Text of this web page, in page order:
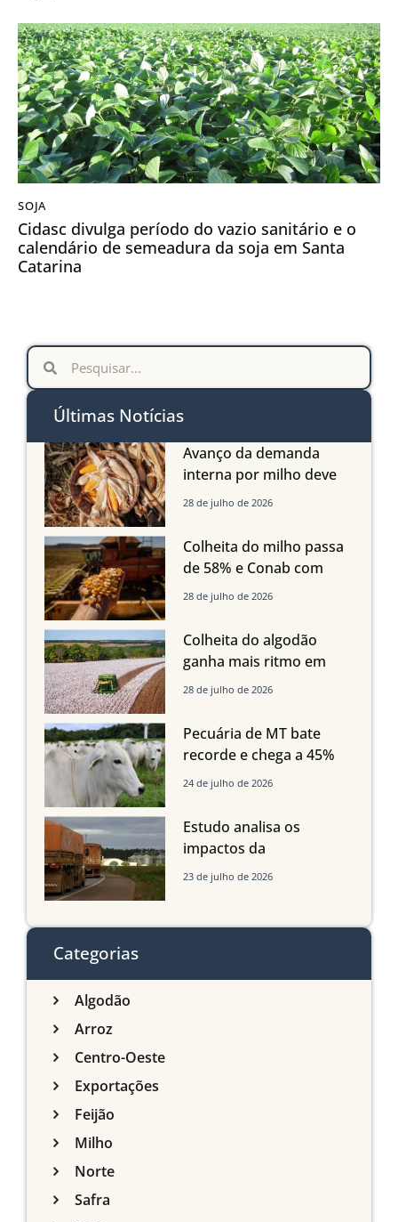
SOJA
Cidasc divulga período do vazio sanitário e o
calendário de semeadura da soja em Santa
Catarina
Últimas Notícias
Avanço da demanda
interna por milho deve
compensar aumento da
em Mato Grosso, aponta
Imea
28 de julho de 2026
Colheita do milho passa
de 58% e Conab com
boas produtividades em
quedas em Tocantins,
Maranhão e Piauí
28 de julho de 2026
Colheita do algodão
ganha mais ritmo em
Mato Grosso, Mato
Maranhão
28 de julho de 2026
Pecuária de MT bate
recorde e chega a 45%
dos bovinos abatidos
24 de julho de 2026
Estudo analisa os
impactos da
infraestrutura logística
do Sul
23 de julho de 2026
Categorias
Algodão
Arroz
Centro-Oeste
Exportações
Feijão
Milho
Norte
Safra